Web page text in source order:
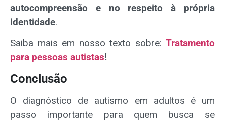
autocompreensão e no respeito à própria
identidade.
Saiba mais em nosso texto sobre: Tratamento
para pessoas autistas!
Conclusão
O diagnóstico de autismo em adultos é um
passo importante para quem busca se